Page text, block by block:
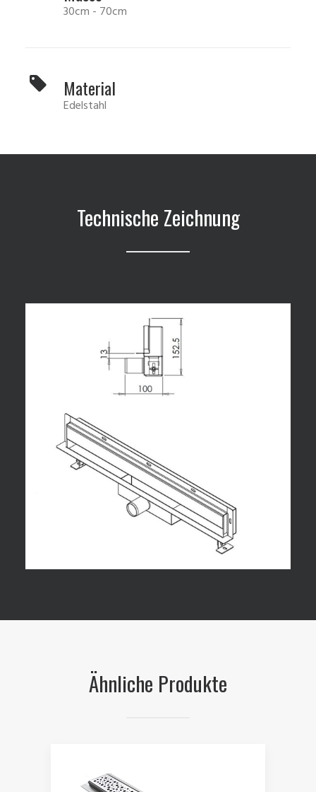
30cm - 70cm
Material
Edelstahl
Technische Zeichnung
Ähnliche Produkte